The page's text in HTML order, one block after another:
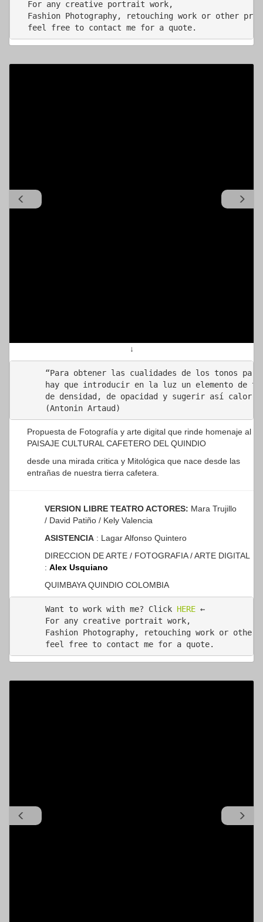
For any creative portrait work,
Fashion Photography, retouching work or other
feel free to contact me for a quote.
↓
“Para obtener las cualidades de los tonos
hay que introducir en la luz un elemento de
de densidad, de opacidad y sugerir así
(Antonin Artaud)
Propuesta de Fotografía y arte digital que rinde homenaje al
PAISAJE CULTURAL CAFETERO DEL QUINDIO
desde una mirada critica y Mitológica que nace desde las
entrañas de nuestra tierra cafetera.
VERSION LIBRE TEATRO ACTORES: Mara Trujillo
/ David Patiño / Kely Valencia
ASISTENCIA : Lagar Alfonso Quintero
DIRECCION DE ARTE / FOTOGRAFIA / ARTE DIGITAL
: Alex Usquiano
QUIMBAYA QUINDIO COLOMBIA
Want to work with me? Click HERE ←
For any creative portrait work,
Fashion Photography, retouching work or
feel free to contact me for a quote.